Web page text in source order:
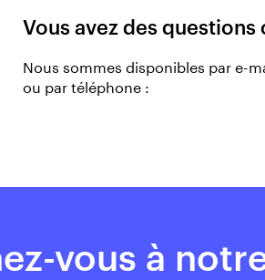
Vous avez des
Nous sommes disponibles par e-
ou par téléphone :
vous à